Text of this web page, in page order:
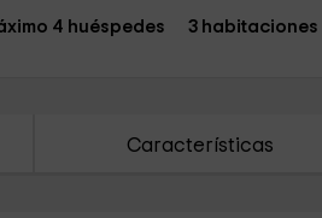
4 huéspedes 3 habitaciones
Características